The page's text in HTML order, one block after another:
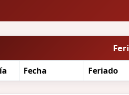
Fecha Feriado